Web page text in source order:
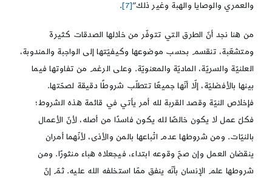
والعمري والوصايا والهبة وغير ذلك”[7]
.
من هنا نجد أنّ الطرق التي تتوفّر من خلالها الصدقات كثيرة
ومتشعّبة، تنقسم بحسب موضوعها وكيفيّتها إلى الواجبة والمندوبة،
العلنيّة والسريّة، الماديّة والمعنويّة. وعلى الرغم من تفاوتها فيما
بينها بالأفضليّة، إلّا أنّها جميعًا تتطلّب شروطًا دقيقة لصحّتها.
فإخلاص النيّة وقصد القربة لله أمر يأتي في قائمة هذه الشروط؛
فكلّ عمل لا يكون خالصًا لله يكون فاسدًا من أصله، لأنّ الأعمال
بالنيّات. ومن شروطها عدم اتْباعها بالمن والأذى، لأنّهما أمران
ينقضان العمل وإن صحّ وقوعه ابتداء، فيجعلاه هباء منثورًا. ومن
شروطها علم الإنسان بأنّه ينفق ممّا استخلفه الله عليه. ثمّ إنّ